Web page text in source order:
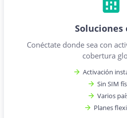
Soluciones
Conéctate donde sea con
cobertura
Activación
Sin SIM
Varios
Planes